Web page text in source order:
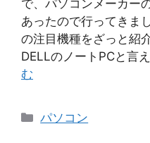
で、パソコンメーカー
あったので行ってきま
の注目機種をざっと紹
DELLのノートPCと言
む
カ
パソコン